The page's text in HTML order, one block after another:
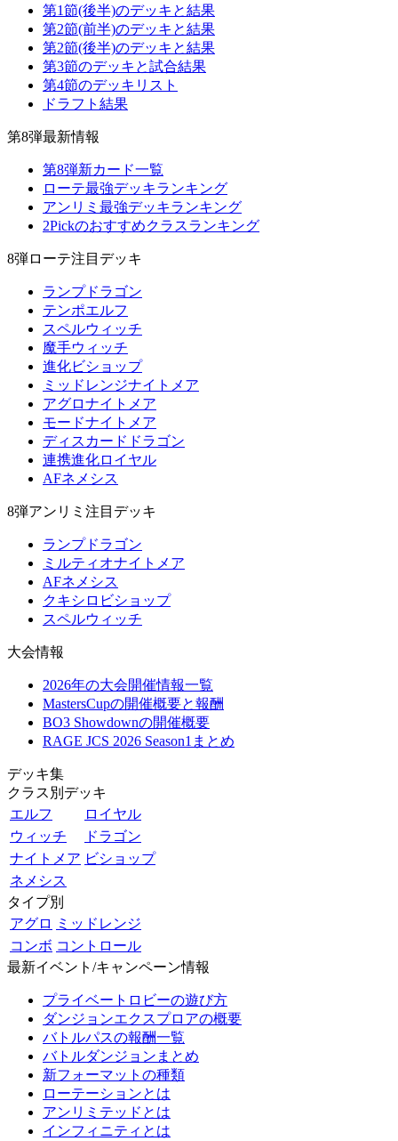
第1節(後半)のデッキと結果
第2節(前半)のデッキと結果
第2節(後半)のデッキと結果
第3節のデッキと試合結果
第4節のデッキリスト
ドラフト結果
第8弾最新情報
第8弾新カード一覧
ローテ最強デッキランキング
アンリミ最強デッキランキング
2Pickのおすすめクラスランキング
8弾ローテ注目デッキ
ランプドラゴン
テンポエルフ
スペルウィッチ
魔手ウィッチ
進化ビショップ
ミッドレンジナイトメア
アグロナイトメア
モードナイトメア
ディスカードドラゴン
連携進化ロイヤル
AFネメシス
8弾アンリミ注目デッキ
ランプドラゴン
ミルティオナイトメア
AFネメシス
クキシロビショップ
スペルウィッチ
大会情報
2026年の大会開催情報一覧
MastersCupの開催概要と報酬
BO3 Showdownの開催概要
RAGE JCS 2026 Season1まとめ
デッキ集
クラス別デッキ
エルフ
ロイヤル
ウィッチ
ドラゴン
ナイトメア ビショップ
ネメシス
タイプ別
アグロ
ミッドレンジ
コンボ コントロール
最新イベント/キャンペーン情報
プライベートロビーの遊び方
ダンジョンエクスプロアの概要
バトルパスの報酬一覧
バトルダンジョンまとめ
新フォーマットの種類
ローテーションとは
アンリミテッドとは
インフィニティとは